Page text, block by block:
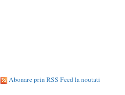
Abonare prin RSS Feed la noutati